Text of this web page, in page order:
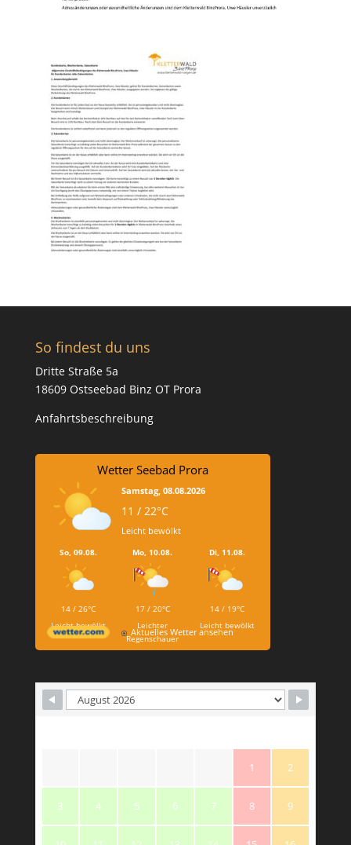
So findest du uns
Dritte Straße 5a
18609 Ostseebad Binz OT Prora
Anfahrtsbeschreibung
Wetter Seebad Prora
Samstag, 08.08.2026
11 / 22°C
Leicht bewölkt
So, 09.08.
14 / 26°C
Leicht bewölkt
Mo, 10.08.
17 / 20°C
Leichter
Regenschauer
Di, 11.08.
14 / 19°C
Leicht bewölkt
Aktuelles Wetter ansehen
1 2
3 4 5 6 7 8 9